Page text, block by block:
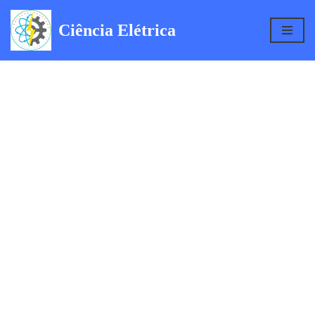
Pular
Ciência Elétrica